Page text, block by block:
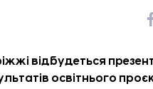
відбудеться
освітнього